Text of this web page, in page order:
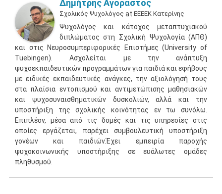
Δημήτρης Αγοραστός
Σχολικός Ψυχολόγος at ΕΕΕΕΚ Κατερίνης
Ψυχολόγος και κάτοχος μεταπτυχιακού
διπλώματος στη Σχολική Ψυχολογία (ΑΠΘ)
και στις Νευροσυμπεριφορικές Επιστήμες (University of
Tuebingen). Ασχολείται με την ανάπτυξη
ψυχοεκπαιδευτικών προγραμμάτων για παιδιά και εφήβους
με ειδικές εκπαιδευτικές ανάγκες, την αξιολόγησή τους
στα πλαίσια εντοπισμού και αντιμετώπισης μαθησιακών
και ψυχοσυναισθηματικών δυσκολιών, αλλά και την
υποστήριξη της σχολικής κοινότητας εν τω συνόλω.
Επιπλέον, μέσα από τις δομές και τις υπηρεσίες στις
οποίες εργάζεται, παρέχει συμβουλευτική υποστήριξη
γονέων και παιδιών.Έχει εμπειρία παροχής
ψυχοκοινωνικής υποστήριξης σε ευάλωτες ομάδες
πληθυσμού.